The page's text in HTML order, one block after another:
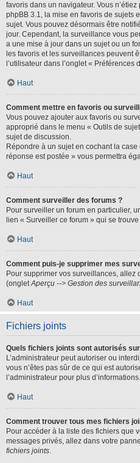
favoris dans un navigateur. Vous
phpBB 3.1, la mise en favoris de sujets
sujet. Vous pouvez désormais être
jour. Cependant, la surveillance vous
a une mise à jour dans un sujet ou un
les favoris et les surveillances peuvent
l’utilisateur dans l’onglet « Préférences
Haut
Comment mettre en favoris ou
Vous pouvez ajouter aux favoris ou
approprié dans le menu « Outils de
sujet de discussion.
Répondre à un sujet en cochant la case
réponse est postée » vous permettra
Haut
Comment surveiller des forums ?
Pour surveiller un forum en particulier,
lien « Surveiller ce forum » qui se
Haut
Comment puis-je supprimer mes
Pour supprimer vos surveillances, allez
(ongletAperçu --> Gestion des
Haut
Fichiers joints
Quels fichiers joints sont autorisés
L’administrateur peut autoriser ou
vous n’êtes pas sûr de ce qui est
l’administrateur pour plus d’informations.
Haut
Comment trouver tous mes fichiers
Pour accéder à la liste des fichiers que
messages privés, allez dans votre
fichiers joints.